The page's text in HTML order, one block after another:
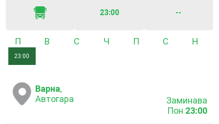
23:00 --
Понеделник
23:00
Вторник Четвъртък Събота
Варна,
Автогара
Заминава
Пон 23:00